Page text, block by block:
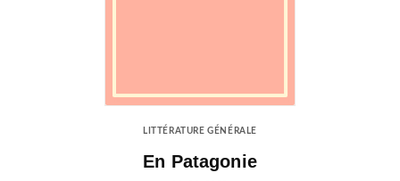
LITTÉRATURE GÉNÉRALE
En Patagonie